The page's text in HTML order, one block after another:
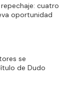
cuatro
oportunidad
se
de Dudo